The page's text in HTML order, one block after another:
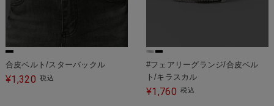
合皮ベルト/スターバックル
¥1,320 税込
#フェアリーグランジ/合皮ベル
ト/キラスカル
¥1,760 税込